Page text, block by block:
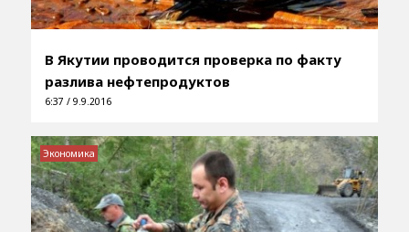
В Якутии проводится проверка по факту
разлива нефтепродуктов
6:37 / 9.9.2016
Экономика